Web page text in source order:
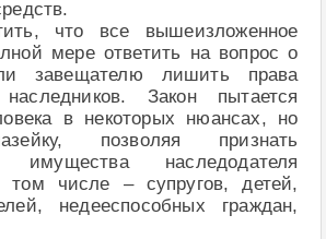
что все вышеизложенное
мере ответить на вопрос о
завещателю лишить права
Закон пытается
в некоторых нюансах, но
позволяя признать
имущества наследодателя
числе – супругов, детей,
недееспособных граждан,